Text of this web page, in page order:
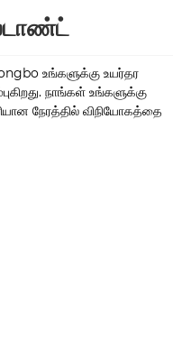
உங்களுக்கு உயர்தர
நாங்கள் உங்களுக்கு
நேரத்தில் விநியோகத்தை